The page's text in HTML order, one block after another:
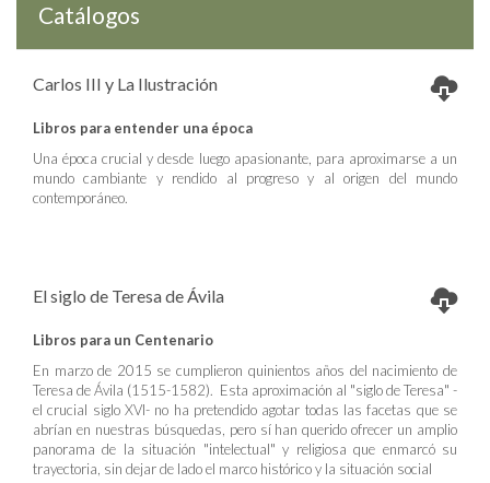
Catálogos
Carlos III y La Ilustración
Libros para entender una época
Una época crucial y desde luego apasionante, para aproximarse a un
mundo cambiante y rendido al progreso y al origen del mundo
contemporáneo.
El siglo de Teresa de Ávila
Libros para un Centenario
En marzo de 2015 se cumplieron quinientos años del nacimiento de
Teresa de Ávila (1515-1582). Esta aproximación al "siglo de Teresa" -
el crucial siglo XVI- no ha pretendido agotar todas las facetas que se
abrían en nuestras búsquedas, pero sí han querido ofrecer un amplio
panorama de la situación "intelectual" y religiosa que enmarcó su
trayectoria, sin dejar de lado el marco histórico y la situación social